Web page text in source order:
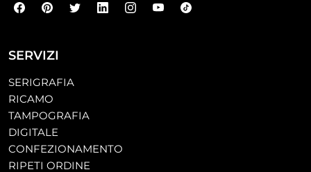
SERVIZI
SERIGRAFIA
RICAMO
TAMPOGRAFIA
DIGITALE
CONFEZIONAMENTO
RIPETI ORDINE